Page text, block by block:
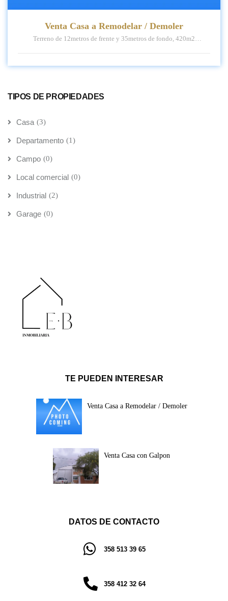
Venta Casa a Remodelar / Demoler
Terreno de 12metros de frente y 35metros de fondo, 420m2
TIPOS DE PROPIEDADES
Casa (3)
Departamento (1)
Campo (0)
Local comercial (0)
Industrial (2)
Garage (0)
TE PUEDEN INTERESAR
Venta Casa a Remodelar / Demoler
Venta Casa con Galpon
DATOS DE CONTACTO
358 513 39 65
358 412 32 64